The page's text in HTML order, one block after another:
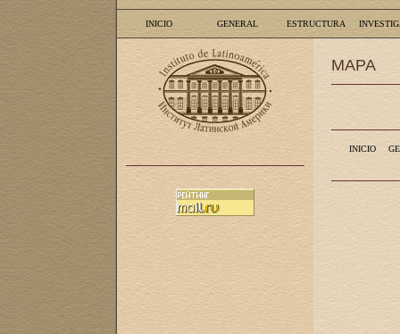
INICIO GENERAL ESTRUCTURA
MAPA
INICIO